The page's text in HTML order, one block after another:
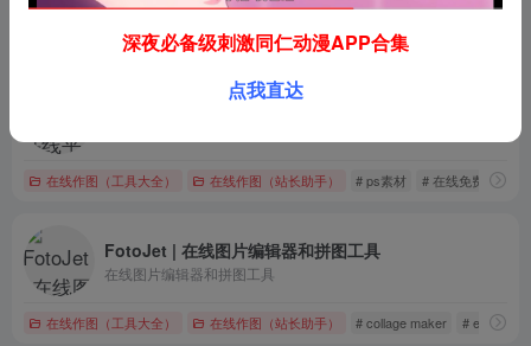
在线作图（工具大全） 在线作图（站长助手） # adjust
MAKA | 在线平面设计工具
在线作图（工具大全） 在线作图（站长助手） # ps素材 # 在线免费设计
FotoJet | 在线图片编辑器和拼图工具
在线图片编辑器和拼图工具
在线作图（工具大全） 在线作图（站长助手） # collage maker # edit photo
深夜必备级刺激同仁动漫APP合集
点我直达